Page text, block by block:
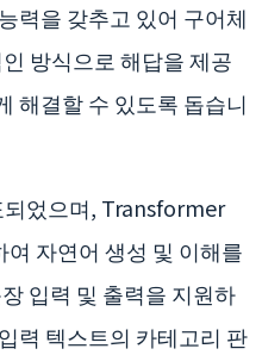
력을 갖추고 있어 구어체
방식으로 해답을 제공
해결할 수 있도록 돕습니
되었으며, Transformer
자연어 생성 및 이해를
입력 및 출력을 지원하
력 텍스트의 카테고리 판